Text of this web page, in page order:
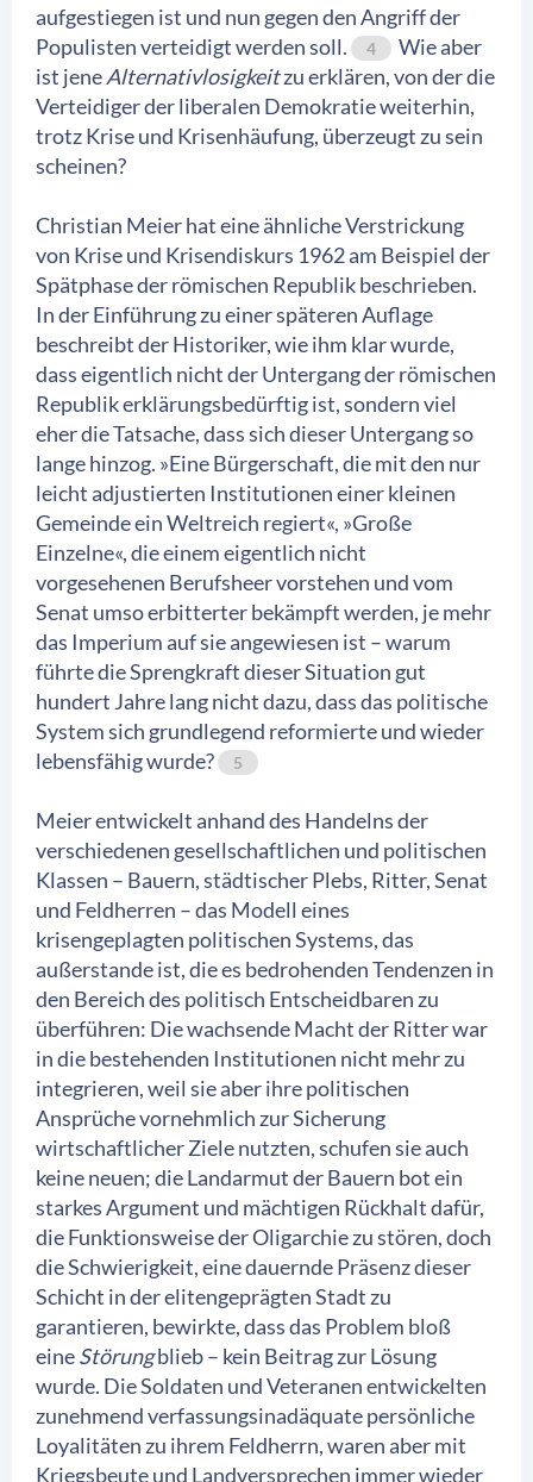
aufgestiegen ist und nun gegen den Angriff der
Populisten verteidigt werden soll.
4
Wie aber
ist jeneAlternativlosigkeitzu erklären, von der die
Verteidiger der liberalen Demokratie weiterhin,
trotz Krise und Krisenhäufung, überzeugt zu sein
scheinen?
Christian Meier hat eine ähnliche Verstrickung
von Krise und Krisendiskurs 1962 am Beispiel der
Spätphase der römischen Republik beschrieben.
In der Einführung zu einer späteren Auflage
beschreibt der Historiker, wie ihm klar wurde,
dass eigentlich nicht der Untergang der römischen
Republik erklärungsbedürftig ist, sondern viel
eher die Tatsache, dass sich dieser Untergang so
lange hinzog. »Eine Bürgerschaft, die mit den nur
leicht adjustierten Institutionen einer kleinen
Gemeinde ein Weltreich regiert«, »Große
Einzelne«, die einem eigentlich nicht
vorgesehenen Berufsheer vorstehen und vom
Senat umso erbitterter bekämpft werden, je mehr
das Imperium auf sie angewiesen ist – warum
führte die Sprengkraft dieser Situation gut
hundert Jahre lang nicht dazu, dass das politische
System sich grundlegend reformierte und wieder
lebensfähig wurde?
5
Meier entwickelt anhand des Handelns der
verschiedenen gesellschaftlichen und politischen
Klassen – Bauern, städtischer Plebs, Ritter, Senat
und Feldherren – das Modell eines
krisengeplagten politischen Systems, das
außerstande ist, die es bedrohenden Tendenzen in
den Bereich des politisch Entscheidbaren zu
überführen: Die wachsende Macht der Ritter war
in die bestehenden Institutionen nicht mehr zu
integrieren, weil sie aber ihre politischen
Ansprüche vornehmlich zur Sicherung
wirtschaftlicher Ziele nutzten, schufen sie auch
keine neuen; die Landarmut der Bauern bot ein
starkes Argument und mächtigen Rückhalt dafür,
die Funktionsweise der Oligarchie zu stören, doch
die Schwierigkeit, eine dauernde Präsenz dieser
Schicht in der elitengeprägten Stadt zu
garantieren, bewirkte, dass das Problem bloß
eineStörungblieb – kein Beitrag zur Lösung
wurde. Die Soldaten und Veteranen entwickelten
zunehmend verfassungsinadäquate persönliche
Loyalitäten zu ihrem Feldherrn, waren aber mit
Kriegsbeute und Landversprechen immer wieder